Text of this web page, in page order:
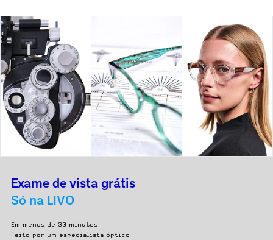
Exame de vista grátis
Só na LIVO
Em menos de 30 minutos
Feito por um especialista óptico